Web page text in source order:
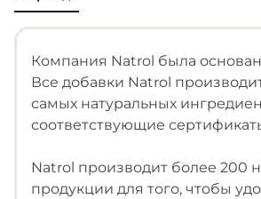
Компания Natrol была
Все добавки Natrol
самых натуральных
соответствующие
Natrol производит более 200
продукции для того, чтобы